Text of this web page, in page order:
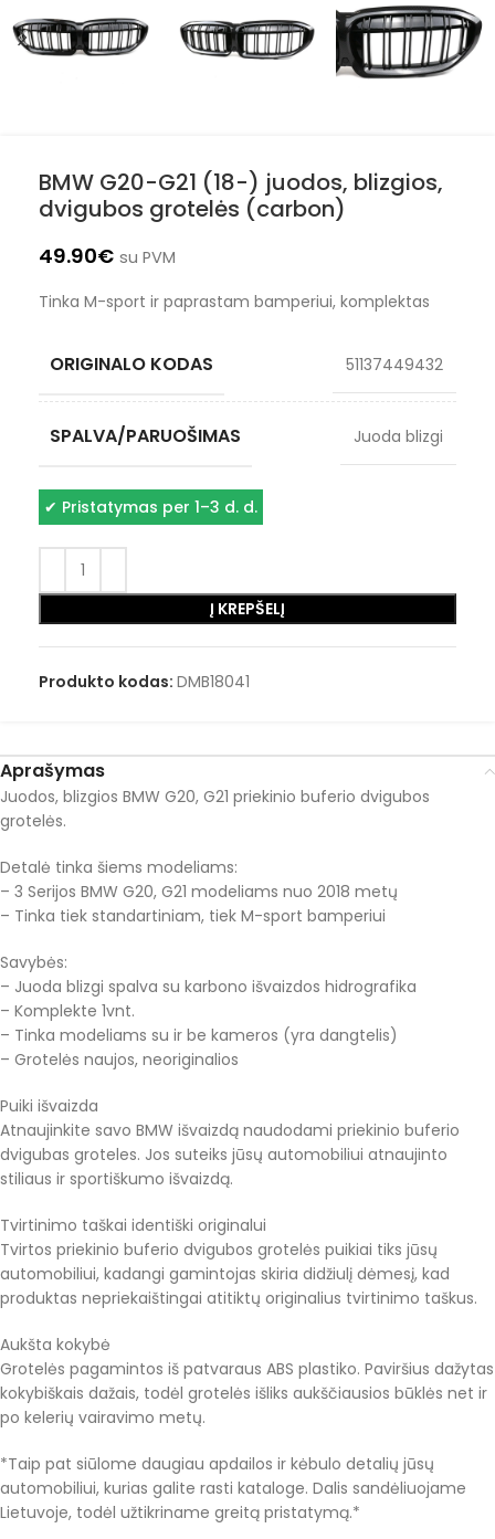
BMW G20-G21 (18-) juodos, blizgios,
dvigubos grotelės (carbon)
49.90€ su PVM
Tinka M-sport ir paprastam bamperiui, komplektas
ORIGINALO KODAS 51137449432
SPALVA/PARUOŠIMAS Juoda blizgi
✔ Pristatymas per 1–3 d. d.
Į KREPŠELĮ
Produkto kodas: DMB18041
Aprašymas
Juodos, blizgios BMW G20, G21 priekinio buferio dvigubos
grotelės.
Detalė tinka šiems modeliams:
– 3 Serijos BMW G20, G21 modeliams nuo 2018 metų
– Tinka tiek standartiniam, tiek M-sport bamperiui
Savybės:
– Juoda blizgi spalva su karbono išvaizdos hidrografika
– Komplekte 1vnt.
– Tinka modeliams su ir be kameros (yra dangtelis)
– Grotelės naujos, neoriginalios
Puiki išvaizda
Atnaujinkite savo BMW išvaizdą naudodami priekinio buferio
dvigubas groteles. Jos suteiks jūsų automobiliui atnaujinto
stiliaus ir sportiškumo išvaizdą.
Tvirtinimo taškai identiški originalui
Tvirtos priekinio buferio dvigubos grotelės puikiai tiks jūsų
automobiliui, kadangi gamintojas skiria didžiulį dėmesį, kad
produktas nepriekaištingai atitiktų originalius tvirtinimo taškus.
Aukšta kokybė
Grotelės pagamintos iš patvaraus ABS plastiko. Paviršius dažytas
kokybiškais dažais, todėl grotelės išliks aukščiausios būklės net ir
po kelerių vairavimo metų.
*Taip pat siūlome daugiau apdailos ir kėbulo detalių jūsų
automobiliui, kurias galite rasti kataloge. Dalis sandėliuojame
Lietuvoje, todėl užtikriname greitą pristatymą.*